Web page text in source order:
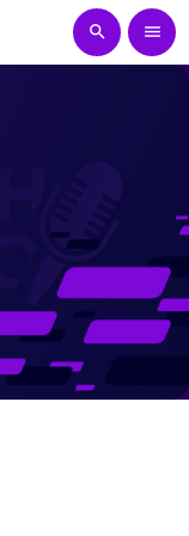
search
menu
close